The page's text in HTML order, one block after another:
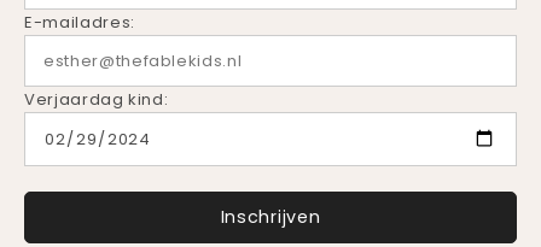
E-mailadres:
Verjaardag kind: